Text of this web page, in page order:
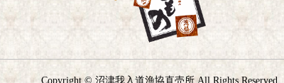
Copyright © 沼津我入道漁協直売所 All Rights Reserved.